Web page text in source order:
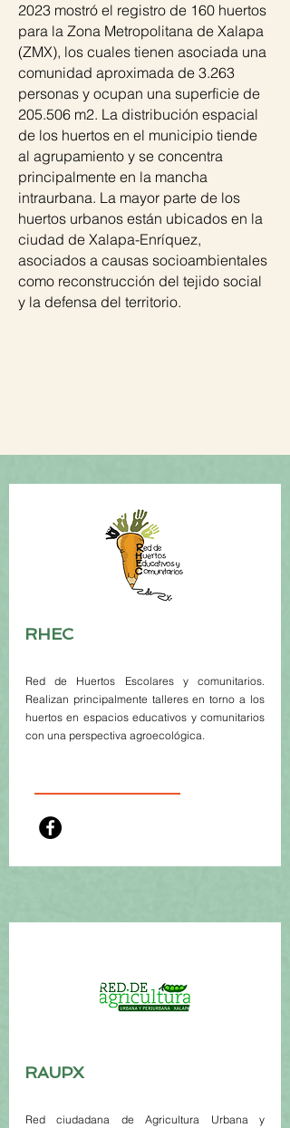
2023 mostró el registro de 160 huertos
para la Zona Metropolitana de Xalapa
(ZMX), los cuales tienen asociada una
comunidad aproximada de 3.263
personas y ocupan una superficie de
205.506 m2. La distribución espacial
de los huertos en el municipio tiende
al agrupamiento y se concentra
principalmente en la mancha
intraurbana. La mayor parte de los
huertos urbanos están ubicados en la
ciudad de Xalapa-Enríquez,
asociados a causas socioambientales
como reconstrucción del tejido social
y la defensa del territorio.
RHEC
Red de Huertos Escolares y comunitarios.
Realizan principalmente talleres en torno a los
huertos en espacios educativos y comunitarios
con una perspectiva agroecológica.
RAUPX
Red ciudadana de Agricultura Urbana y